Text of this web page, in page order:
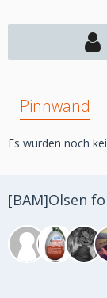
Pinnwand
Es wurden noch
[BAM]Olsen